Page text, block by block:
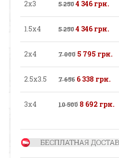
2х3 5 2504 346 грн.
1.5х4 5 2504 346 грн.
2х4 7 000 5 795 грн.
2.5х3.5 7 656 6 338 грн.
3х4 10 500 8 692 грн.